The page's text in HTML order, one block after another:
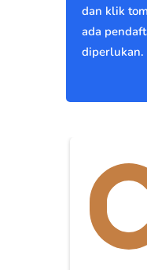
dan klik
ada
diperlukan.